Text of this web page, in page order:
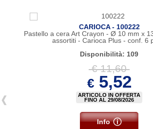
CARIOCA - 100222
Pastello a cera Art Crayon - Ø 10 mm x
assortiti - Carioca Plus - conf. 6
Disponibilità: 109
€ 11,60
€5,52
ARTICOLO IN OFFERTA
FINO AL 29/08/2026
Info